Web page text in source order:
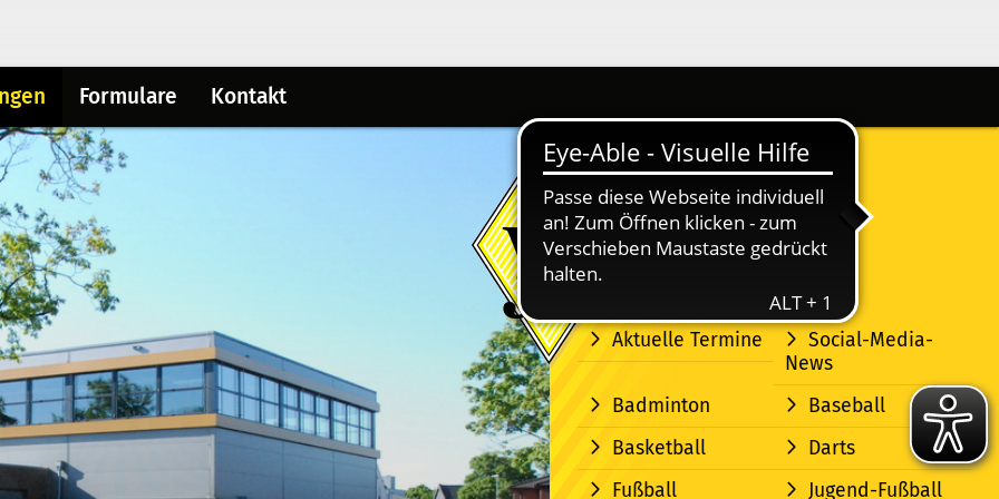
Formulare Kontakt
Aktuelle Termine
Social-Media-
News
Badminton
Baseball
Basketball
Darts
Fußball
Jugend-Fußball